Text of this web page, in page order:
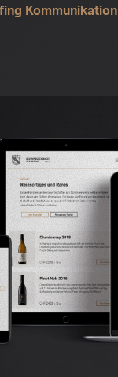
Kommunikation